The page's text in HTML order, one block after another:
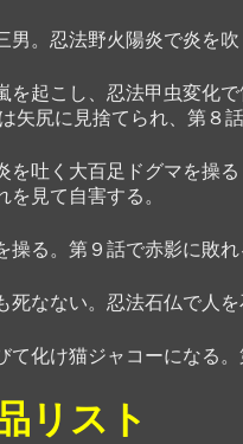
男。忍法野火陽炎で炎を
を起こし、忍法甲虫変化
矢尻に見捨てられ、第８
を吐く大百足ドグマを操
を見て自害する。
操る。第９話で赤影に敗
死なない。忍法石仏で人
て化け猫ジャコーになる
リスト